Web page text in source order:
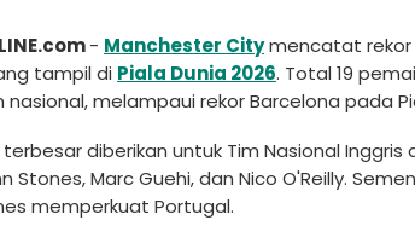
- Manchester Citymencatat rekor
tampil di Piala Dunia 2026. Total 19
melampaui rekor Barcelona pada
diberikan untuk Tim Nasional
Stones, Marc Guehi, dan Nico O'Reilly.
memperkuat Portugal.